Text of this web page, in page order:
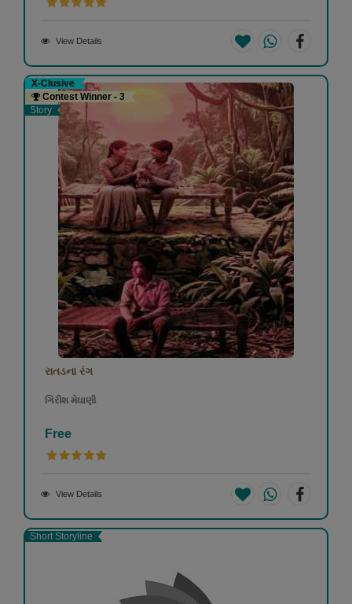
View Details
X-Clusive
Contest Winner - 3
Story
રાતડના રંગ
ગિરીશ મેઘાણી
Free
View Details
Short Storyline